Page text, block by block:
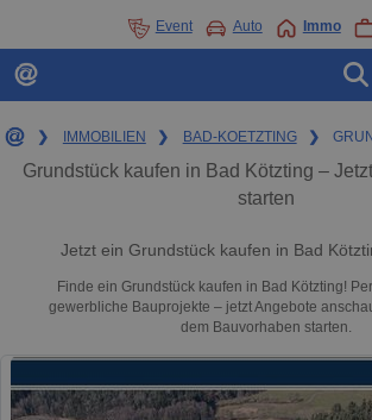
Event Auto Immo
❯ IMMOBILIEN ❯ BAD-KOETZTING ❯
Grundstück kaufen in Bad Kötzting –
starten
Jetzt ein Grundstück kaufen in Bad
Finde ein Grundstück kaufen in Bad Kötzting!
gewerbliche Bauprojekte – jetzt Angebote
dem Bauvorhaben starten.